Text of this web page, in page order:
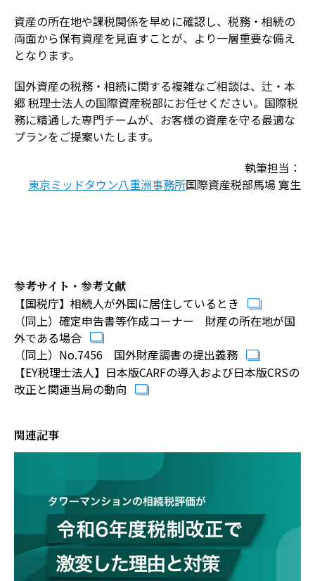
資産の所在地や課税関係を早めに確認し、税務・相続の
両面から保有資産を見直すことが、より一層重要な備え
となります。
国外資産の税務・相続に関する複雑なご相談は、辻・本
郷 税理士法人の国際資産税部にお任せください。国際税
務に精通した専門チームが、お客様の資産を守る最適な
プランをご提案いたします。
執筆担当：
東京ミッドタウン八重洲事務所国際資産税部馬場 寛生
参考サイト・参考文献
【国税庁】相続人が外国に居住しているとき
（同上）確定申告書等作成コーナー 財産の所在地が国
外である場合
（同上）No.7456 国外財産調書の提出義務
【EY税理士法人】日本版CARFの導入および日本版CRSの
改正と関連当局の動向
関連記事